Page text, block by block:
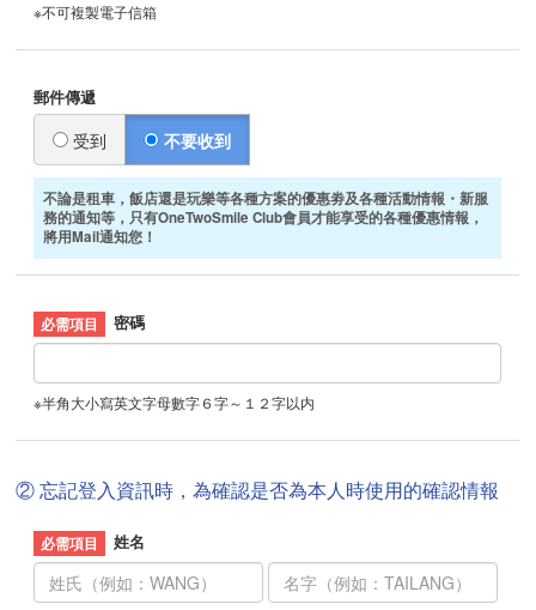
※不可複製電子信箱
郵件傳遞
受到 不要收到
不論是租車，飯店還是玩樂等各種方案的優惠劵及各種活動情報・新服
務的通知等，只有OneTwoSmile Club會員才能享受的各種優惠情報，
將用Mail通知您！
密碼
※半角大小寫英文字母數字６字～１２字以内
② 忘記登入資訊時，為確認是否為本人時使用的確認情報
姓名